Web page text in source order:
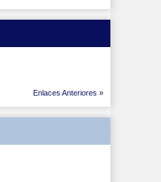
Enlaces Anteriores »